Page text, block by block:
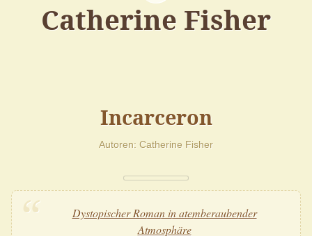
Catherine Fisher
Incarceron
Autoren Catherine Fisher
Dystopischer Roman in atemberaubender
Atmosphäre